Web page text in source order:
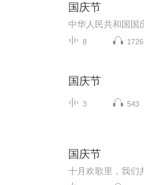
国庆节
8 1726
国庆节
3 543
国庆节